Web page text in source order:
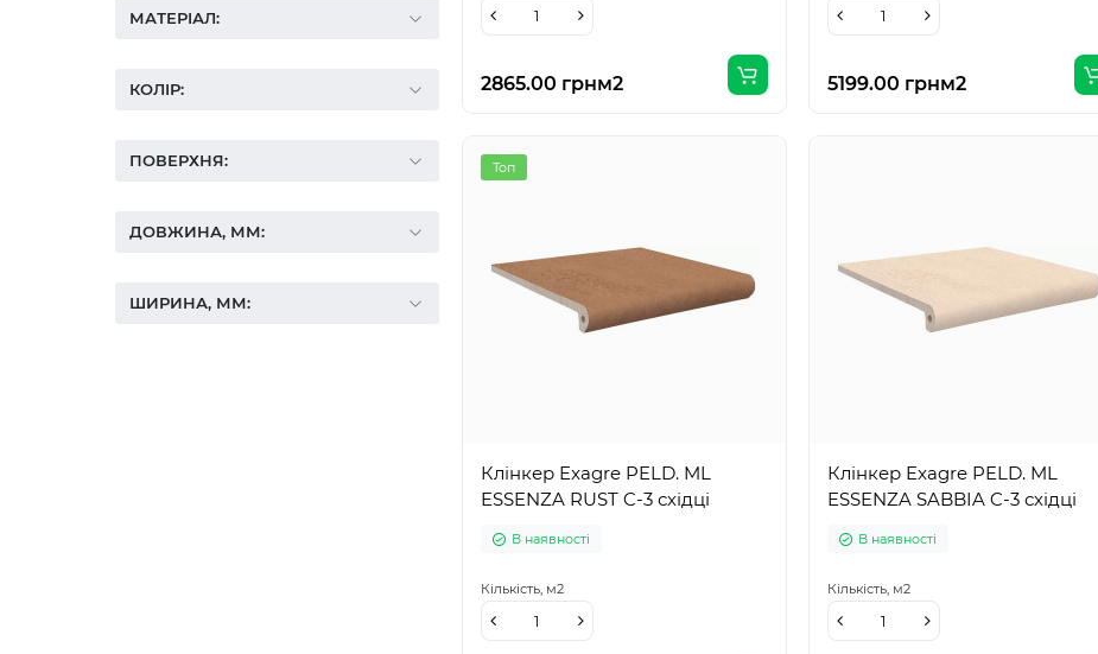
МАТЕРІАЛ:
КОЛІР:
ПОВЕРХНЯ:
ДОВЖИНА, ММ:
ШИРИНА, ММ:
2865.00 грнм2 5199.00 грнм2
Топ
Клінкер Exagre PELD. ML
ESSENZA RUST C-3 східці
В наявності
Кількість, м2
Клінкер Exagre PELD. ML
ESSENZA SABBIA C-3 східці
В наявності
Кількість, м2